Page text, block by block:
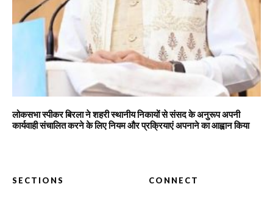
लोकसभा स्पीकर बिरला ने शहरी स्थानीय निकायों से संसद के अनुरूप अपनी
कार्यवाही संचालित करने के लिए नियम और प्रक्रियाएं अपनाने का आह्वान किया
SECTIONS CONNECT